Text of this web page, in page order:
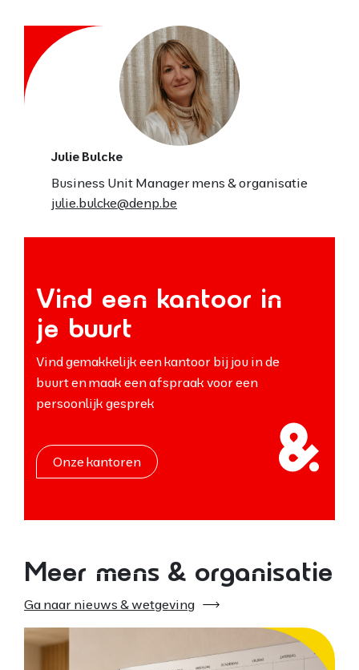
Julie Bulcke
Business Unit Manager mens & organisatie
julie.bulcke@denp.be
Vind een kantoor in
je buurt
Vind gemakkelijk een kantoor bij jou in de
buurt en maak een afspraak voor een
persoonlijk gesprek
Onze kantoren
Meer mens & organisatie
Ga naar nieuws & wetgeving